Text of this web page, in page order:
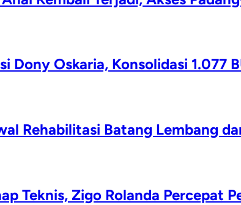
Dony Oskaria, Konsolidasi 1.077
Rehabilitasi Batang Lembang
Teknis, Zigo Rolanda Percepat